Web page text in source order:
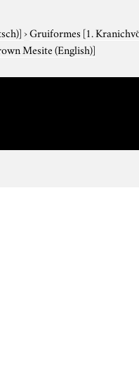
›Gruiformes [1.
Mesite (English)]